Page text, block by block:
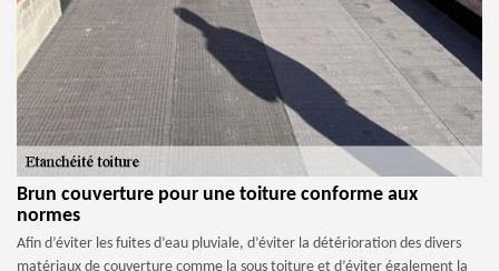
Brun couverture pour une toiture conforme aux
normes
Afin d’éviter les fuites d’eau pluviale, d’éviter la détérioration des divers
matériaux de couverture comme la sous toiture et d’éviter également la